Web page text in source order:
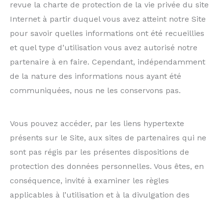
revue la charte de protection de la vie privée du site
Internet à partir duquel vous avez atteint notre Site
pour savoir quelles informations ont été recueillies
et quel type d’utilisation vous avez autorisé notre
partenaire à en faire. Cependant, indépendamment
de la nature des informations nous ayant été
communiquées, nous ne les conservons pas.
Vous pouvez accéder, par les liens hypertexte
présents sur le Site, aux sites de partenaires qui ne
sont pas régis par les présentes dispositions de
protection des données personnelles. Vous êtes, en
conséquence, invité à examiner les règles
applicables à l’utilisation et à la divulgation des